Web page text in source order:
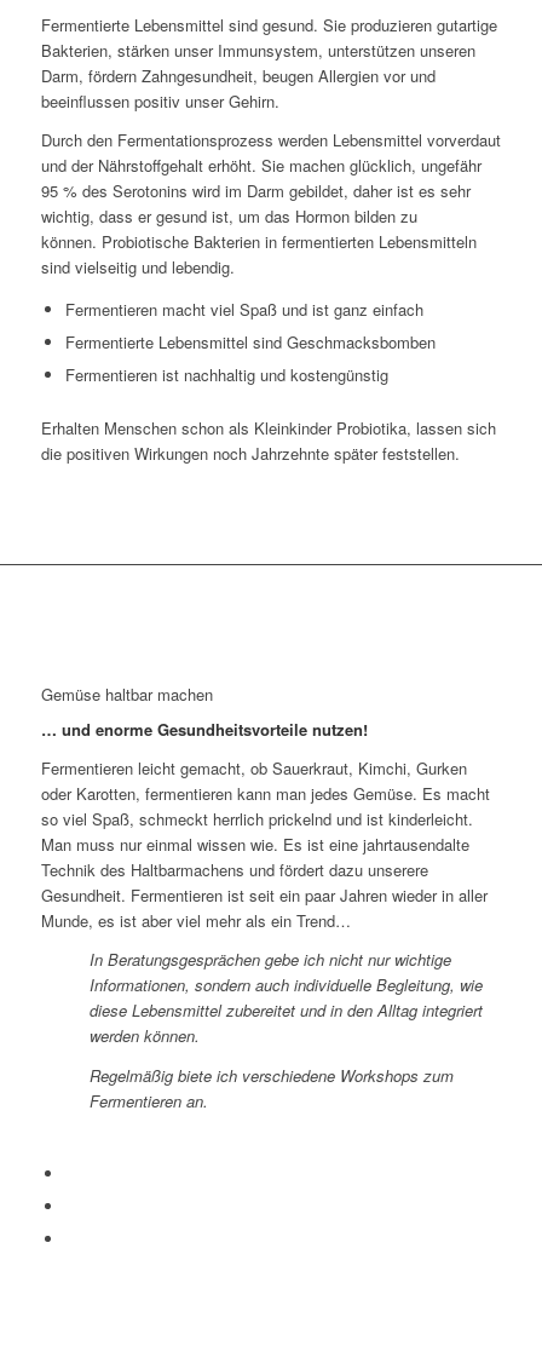
Fermentierte Lebensmittel sind gesund. Sie produzieren gutartige
Bakterien, stärken unser Immunsystem, unterstützen unseren
Darm, fördern Zahngesundheit, beugen Allergien vor und
beeinflussen positiv unser Gehirn.
Durch den Fermentationsprozess werden Lebensmittel vorverdaut
und der Nährstoffgehalt erhöht. Sie machen glücklich, ungefähr
95 % des Serotonins wird im Darm gebildet, daher ist es sehr
wichtig, dass er gesund ist, um das Hormon bilden zu
können. Probiotische Bakterien in fermentierten Lebensmitteln
sind vielseitig und lebendig.
Fermentieren macht viel Spaß und ist ganz einfach
Fermentierte Lebensmittel sind Geschmacksbomben
Fermentieren ist nachhaltig und kostengünstig
Erhalten Menschen schon als Kleinkinder Probiotika, lassen sich
die positiven Wirkungen noch Jahrzehnte später feststellen.
Gemüse haltbar machen
… und enorme Gesundheitsvorteile nutzen!
Fermentieren leicht gemacht, ob Sauerkraut, Kimchi, Gurken
oder Karotten, fermentieren kann man jedes Gemüse. Es macht
so viel Spaß, schmeckt herrlich prickelnd und ist kinderleicht.
Man muss nur einmal wissen wie. Es ist eine jahrtausendalte
Technik des Haltbarmachens und fördert dazu unserere
Gesundheit. Fermentieren ist seit ein paar Jahren wieder in aller
Munde, es ist aber viel mehr als ein Trend…
In Beratungsgesprächen gebe ich nicht nur wichtige
Informationen, sondern auch individuelle Begleitung, wie
diese Lebensmittel zubereitet und in den Alltag integriert
werden können.
Regelmäßig biete ich verschiedene Workshops zum
Fermentieren an.